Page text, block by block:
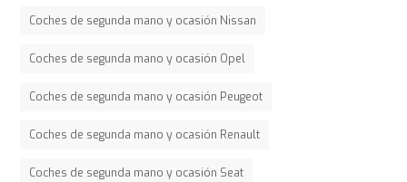
Coches de segunda mano y ocasión Nissan
Coches de segunda mano y ocasión Opel
Coches de segunda mano y ocasión Peugeot
Coches de segunda mano y ocasión Renault
Coches de segunda mano y ocasión Seat